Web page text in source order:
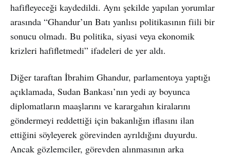
hafifleyeceği kaydedildi. Aynı şekilde yapılan yorumlar
arasında “Ghandur’un Batı yanlısı politikasının fiili bir
sonucu olmadı. Bu politika, siyasi veya ekonomik
krizleri hafifletmedi” ifadeleri de yer aldı.
Diğer taraftan İbrahim Ghandur, parlamentoya yaptığı
açıklamada, Sudan Bankası’nın yedi ay boyunca
diplomatların maaşlarını ve karargahın kiralarını
göndermeyi reddettiği için bakanlığın iflasını ilan
ettiğini söyleyerek görevinden ayrıldığını duyurdu.
Ancak gözlemciler, görevden alınmasının arka